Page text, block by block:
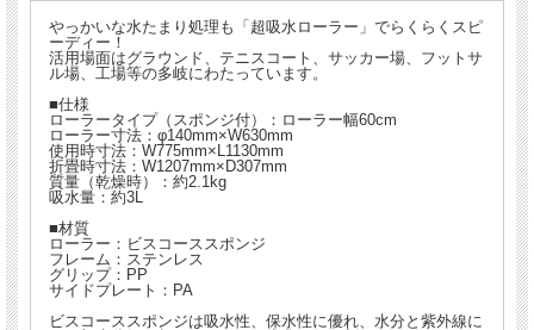
フレーム：ステンレス
グリップ：PP
サイドプレート：PA
ビスコーススポンジは吸水性、保水性に優れ、水分と紫外線による加水分解を起こ
しにくく、劣化しひび割れるようなことが少ないスポンジです。また、塩化マグネ
シウム成分を含むため自然の殺菌作用があり、カビ、バクテリア等の発生を抑える
効果も有ります。
■備考
※メーカー直送品のため代金引換がご利用いただけません。
※交換用スポンジは別途販売しております。
※ご注文後2-3営業日後に発送予定です。
やっかいな水たまり処理も「超吸水ローラー」でらくらくスピ
ーディー！
活用場面はグラウンド、テニスコート、サッカー場、フットサ
ル場、工場等の多岐にわたっています。
■仕様
ローラータイプ（スポンジ付）：ローラー幅60cm
ローラー寸法：φ140mm×W630mm
使用時寸法：W775mm×L1130mm
折畳時寸法：W1207mm×D307mm
質量（乾燥時）：約2.1kg
吸水量：約3L
■材質
ローラー：ビスコーススポンジ
フレーム：ステンレス
グリップ：PP
サイドプレート：PA
ビスコーススポンジは吸水性、保水性に優れ、水分と紫外線に